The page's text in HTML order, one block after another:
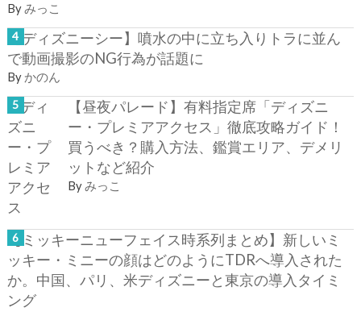
Byみっこ
【ディズニーシー】噴水の中に立ち入りトラに並ん
で動画撮影のNG行為が話題に
By かのん
【昼夜パレード】有料指定席「ディズニ
ー・プレミアアクセス」徹底攻略ガイド！
買うべき？購入方法、鑑賞エリア、デメリ
ットなど紹介
Byみっこ
【ミッキーニューフェイス時系列まとめ】新しいミ
ッキー・ミニーの顔はどのようにTDRへ導入された
か。中国、パリ、米ディズニーと東京の導入タイミ
ング